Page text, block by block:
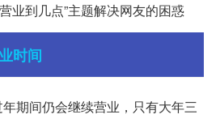
营业到几点”主题解决网友的困惑
时间
期间仍会继续营业，只有大年三